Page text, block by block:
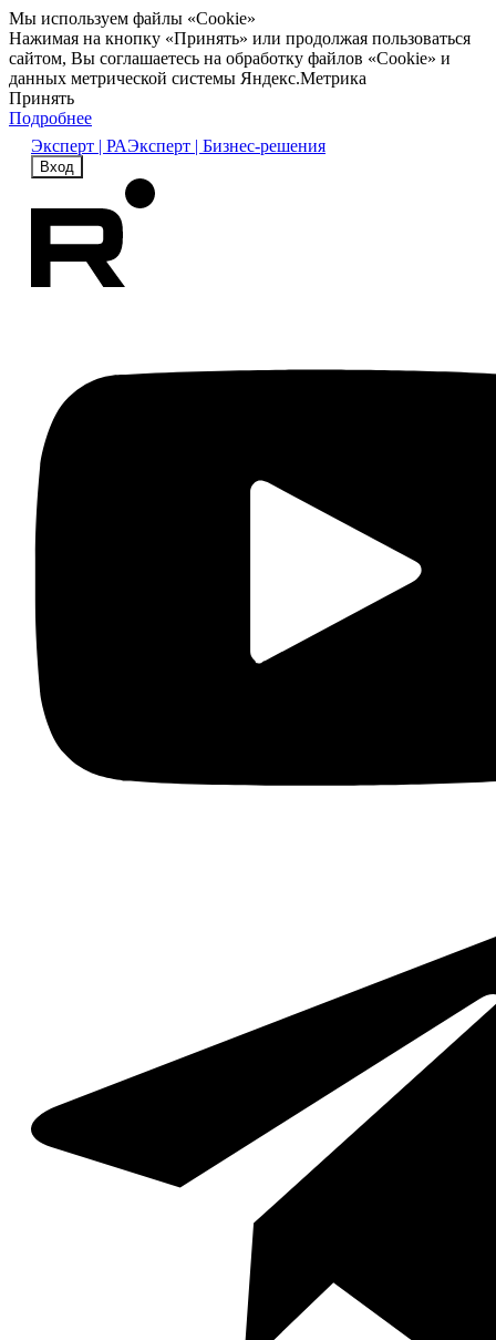
Мы используем файлы «Cookie»
Нажимая на кнопку «Принять» или продолжая пользоваться
сайтом, Вы соглашаетесь на обработку файлов «Cookie» и
данных метрической системы Яндекс.Метрика
Принять
Подробнее
Эксперт | РАЭксперт | Бизнес-решения
Вход